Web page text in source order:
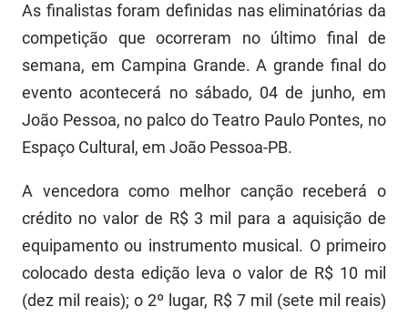
PBTUR
PBPREV
Projeto Cooperar
PROCON
Polícia Civil
As finalistas foram definidas nas eliminatórias da
competição que ocorreram no último final de
semana, em Campina Grande. A grande final do
evento acontecerá no sábado, 04 de junho, em
João Pessoa, no palco do Teatro Paulo Pontes, no
Espaço Cultural, em João Pessoa-PB.
A vencedora como melhor canção receberá o
crédito no valor de R$ 3 mil para a aquisição de
equipamento ou instrumento musical. O primeiro
colocado desta edição leva o valor de R$ 10 mil
(dez mil reais); o 2º lugar, R$ 7 mil (sete mil reais)